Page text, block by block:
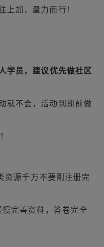
加，量力而行！
学员，建议优先做社区
就不会，活动到期前做
资源千万不要刚注册完
完善资料，答卷完全